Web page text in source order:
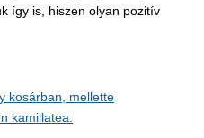
így is, hiszen olyan pozitív